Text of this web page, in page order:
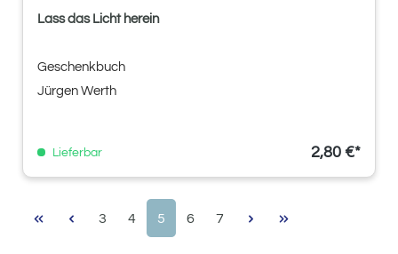
Lass das Licht herein
Geschenkbuch
Jürgen Werth
Lieferbar 2,80 €*
Seite
3 Seite
4 Seite
5 Seite
6 Seite
7